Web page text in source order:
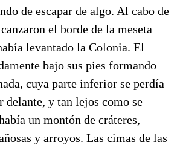
de escapar de algo. Al cabo de
el bor­de de la meseta
levantado la Colonia. El
bajo sus pies formando
cuya parte inferior se perdía
delante, y tan lejos como se
un mon­tón de cráteres,
y arroyos. Las cimas de las